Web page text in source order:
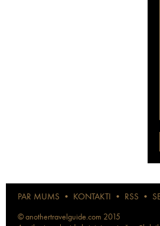
PAR MUMS • KONTAKTI • RSS •
© anothertravelguide.com 2015